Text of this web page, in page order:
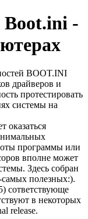
Boot.ini -
BOOT.INI
драйверов и
протестировать
системы на
оказаться
программы или
вполне может
Здесь собран
полезных:).
сответствующе
в некоторых
release.